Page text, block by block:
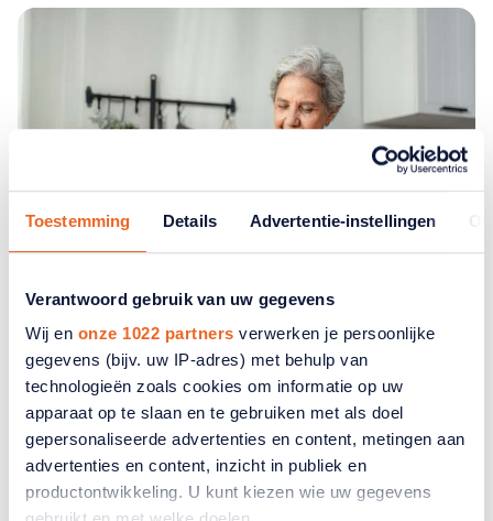
Toestemming Details Advertentie-instellingen
Verantwoord gebruik van uw gegevens
Wij en onze 1022 partners verwerken je persoonlijke
gegevens (bijv. uw IP-adres) met behulp van
technologieën zoals cookies om informatie op uw
apparaat op te slaan en te gebruiken met als doel
gepersonaliseerde advertenties en content, metingen aan
advertenties en content, inzicht in publiek en
productontwikkeling. U kunt kiezen wie uw gegevens
Eiwitten en bewegen: wat weet u?
Hoe goed is uw kennis over eiwitten en bent u goed
genoeg in beweging? Test uzelf weer met onze
voedingsquiz!